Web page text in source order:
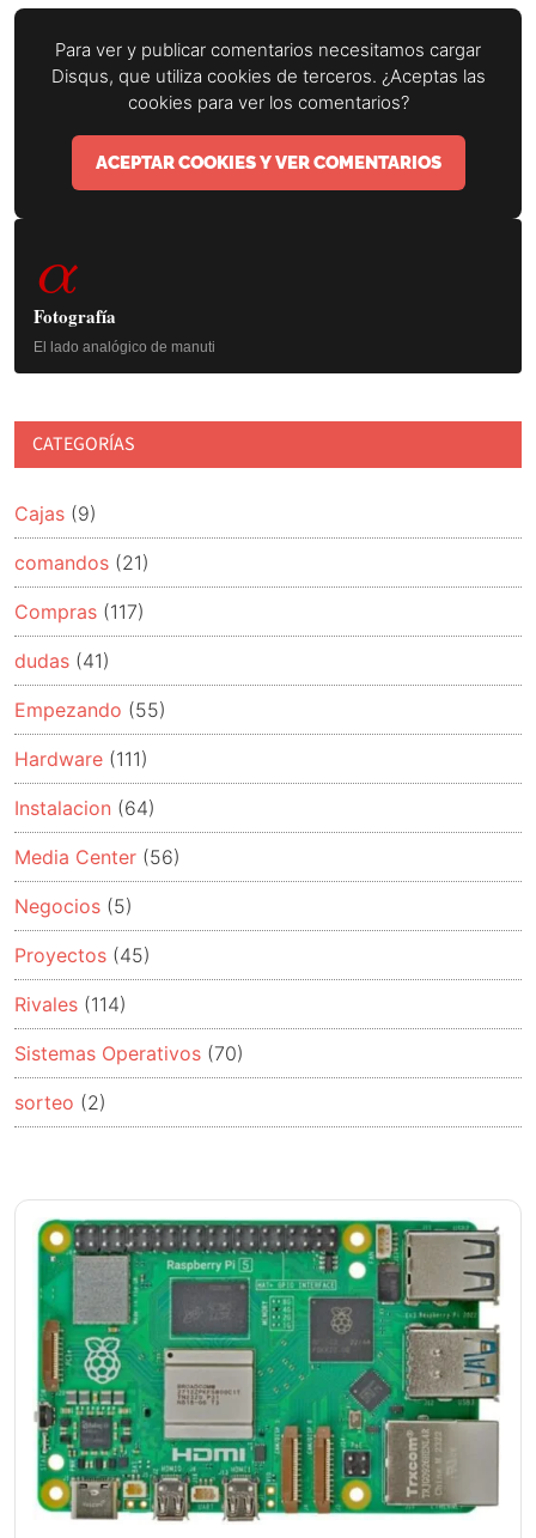
Para ver y publicar comentarios necesitamos cargar
Disqus, que utiliza cookies de terceros. ¿Aceptas las
cookies para ver los comentarios?
ACEPTAR COOKIES Y VER COMENTARIOS
Barra
lateral
principal
α
Fotografía
El lado analógico de manuti
CATEGORÍAS
Cajas (9)
comandos (21)
Compras (117)
dudas (41)
Empezando (55)
Hardware (111)
Instalacion (64)
Media Center (56)
Negocios (5)
Proyectos (45)
Rivales (114)
Sistemas Operativos (70)
sorteo (2)